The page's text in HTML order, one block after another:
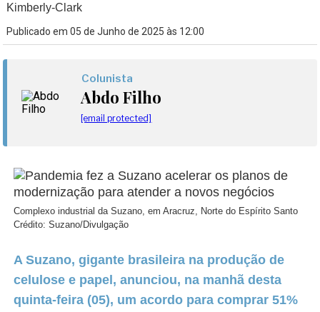
Kimberly-Clark
Publicado em 05 de Junho de 2025 às 12:00
Colunista
Abdo Filho
[email protected]
Complexo industrial da Suzano, em Aracruz, Norte do Espírito Santo
Crédito: Suzano/Divulgação
A Suzano, gigante brasileira na produção de
celulose e papel, anunciou, na manhã desta
quinta-feira (05), um acordo para comprar 51%